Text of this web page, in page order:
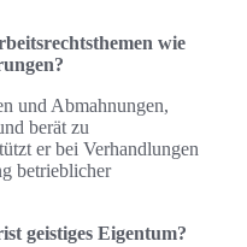
wie
und Abmahnungen,
berät zu
er bei Verhandlungen
betrieblicher
geistiges Eigentum?